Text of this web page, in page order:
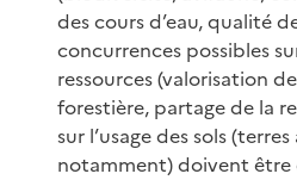
des cours d’eau, qualité
concurrences possibles
ressources (valorisation
forestière, partage de la
sur l’usage des sols
notamment) doivent être